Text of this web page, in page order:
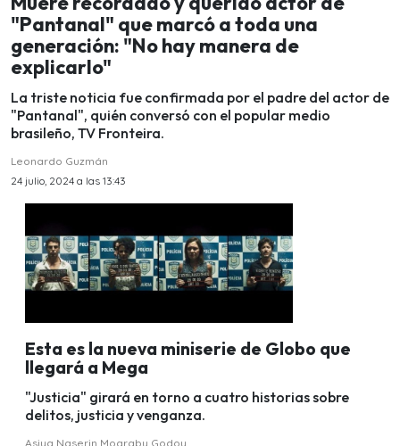
"Pantanal" que marcó a toda una
generación: "No hay manera de
explicarlo"
La triste noticia fue confirmada por el padre del actor de
"Pantanal", quién conversó con el popular medio
brasileño, TV Fronteira.
Leonardo Guzmán
24 julio, 2024 a las 13:43
Esta es la nueva miniserie de Globo que
llegará a Mega
"Justicia" girará en torno a cuatro historias sobre
delitos, justicia y venganza.
Asiya Naserin Mograby Godoy